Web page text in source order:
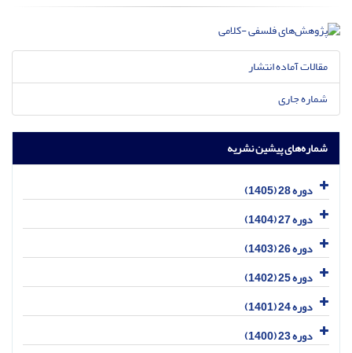
مقالات آماده انتشار
شماره جاری
شماره‌های پیشین نشریه
دوره 28 (1405)
دوره 27 (1404)
دوره 26 (1403)
دوره 25 (1402)
دوره 24 (1401)
دوره 23 (1400)